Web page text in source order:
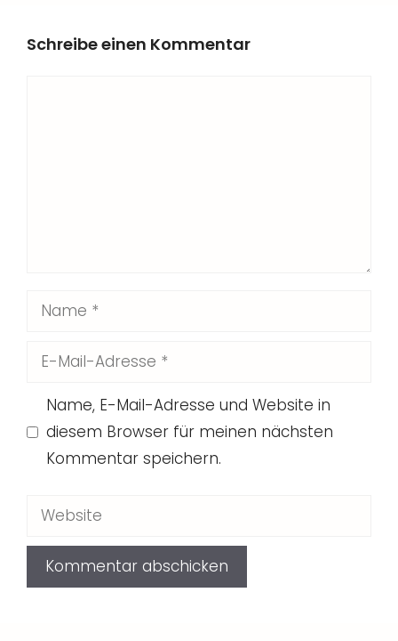
Schreibe einen Kommentar
Name
E-
Adresse
Name, E-Mail-Adresse und Website in
diesem Browser für meinen nächsten
Kommentar speichern.
Website